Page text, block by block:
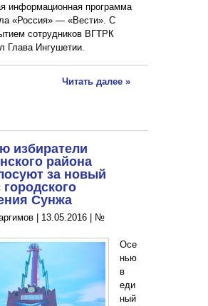
информационная программа
«Россия» — «Вести». С
сотрудников ВГТРК
Глава Ингушетии.
Читать далее »
избиратели
района
за новый
городского
Сунжа
| 13.05.2016 №
Осе
нью
в
еди
ный